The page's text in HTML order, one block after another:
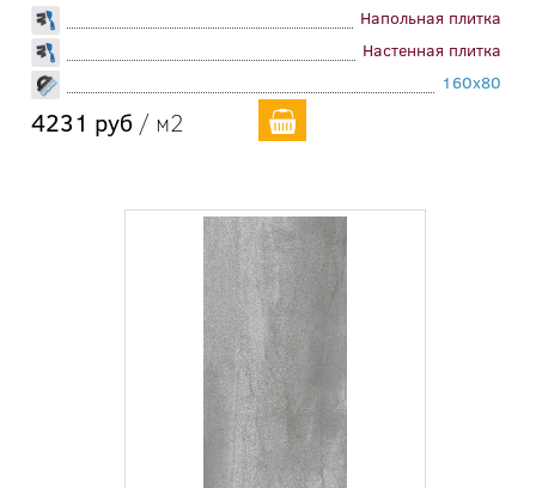
Напольная плитка
Настенная плитка
160x80
4231 руб / м2